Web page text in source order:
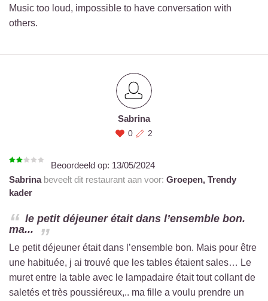
Music too loud, impossible to have conversation with
others.
Sabrina
0 2
Beoordeeld op: 13/05/2024
Sabrinabeveelt dit restaurant aan voor: Groepen, Trendy
kader
le petit déjeuner était dans l’ensemble bon.
ma...
Le petit déjeuner était dans l’ensemble bon. Mais pour être
une habituée, j ai trouvé que les tables étaient sales… Le
muret entre la table avec le lampadaire était tout collant de
saletés et très poussiéreux,.. ma fille a voulu prendre un